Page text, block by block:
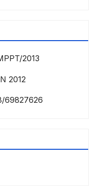
2013
2012
69827626